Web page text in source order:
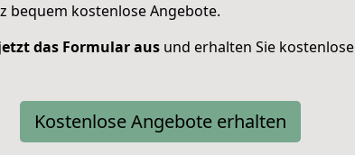
bequem kostenlose Angebote.
das Formular aus und erhalten Sie kostenlose
Kostenlose Angebote erhalten